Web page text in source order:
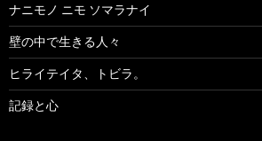
ナニモノ ニモ ソマラナイ
壁の中で生きる人々
ヒライテイタ、トビラ。
記録と心